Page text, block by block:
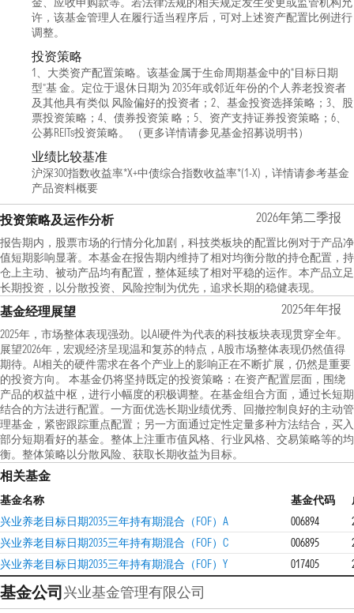
许，该基金管理人在履行适当程序后，可对上述资产配置比例进行
调整。
投资策略
1、大类资产配置策略。该基金属于生命周期基金中的“目标日期
型”基 金。定位于退休日期为 2035年或邻近年份的个人养老投资者
及其他具有类似 风险偏好的投资者；2、基金投资选择策略；3、股
票投资策略；4、债券投资策 略；5、资产支持证券投资策略；6、
公募REITs投资策略。 （更多详情请参见基金招募说明书）
业绩比较基准
沪深300指数收益率*X+中债综合指数收益率*(1-X)，详情请参考基金
产品资料概要
投资策略及运作分析 2026年第二季报
报告期内，股票市场的行情分化加剧，科技类板块的配置比例对于产品净
值短期影响显著。本基金在报告期内维持了相对均衡分散的持仓配置，持
仓上主动、被动产品均有配置，整体延续了相对平稳的运作。本产品立足
长期投资，以分散投资、风险控制为优先，追求长期的稳健表现。
基金经理展望 2025年年报
2025年，市场整体表现强劲。以AI硬件为代表的科技板块表现贯穿全年。
展望2026年，宏观经济呈现温和复苏的特点，A股市场整体表现仍然值得
期待。AI相关的硬件需求在各个产业上的影响正在不断扩展，仍然是重要
的投资方向。 本基金仍将坚持既定的投资策略：在资产配置层面，围绕
产品的权益中枢，进行小幅度的积极调整。在基金组合方面，通过长短期
结合的方法进行配置。一方面优选长期业绩优秀、回撤控制良好的主动管
理基金，紧密跟踪重点配置；另一方面通过定性定量多种方法结合，买入
部分短期看好的基金。整体上注重市值风格、行业风格、交易策略等的均
衡。整体策略以分散风险、获取长期收益为目标。
相关基金
基金名称 基金代码
兴业养老目标日期2035三年持有期混合（FOF）A
006894
兴业养老目标日期2035三年持有期混合（FOF）C
006895
兴业养老目标日期2035三年持有期混合（FOF）Y
017405
基金公司兴业基金管理有限公司